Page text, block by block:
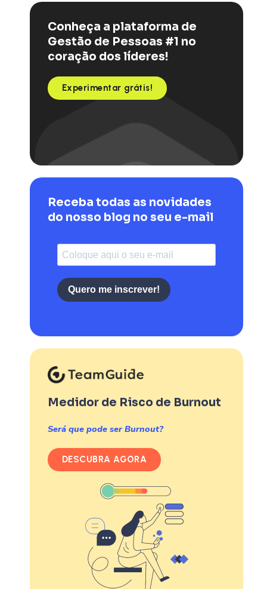
Conheça a plataforma de
Gestão de Pessoas #1 no
coração dos líderes!
Experimentar grátis!
Receba todas as novidades
do nosso blog no seu e-mail
Quero me inscrever!
Medidor de Risco de Burnout
Será que pode ser Burnout?
DESCUBRA AGORA